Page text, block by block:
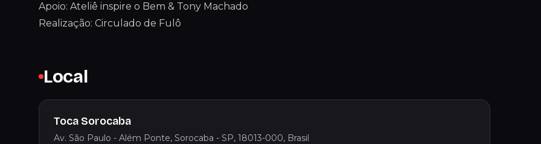
Apoio: Ateliê inspire o Bem & Tony Machado
Realização: Circulado de Fulô
Local
Toca Sorocaba
Av. São Paulo - Além Ponte, Sorocaba - SP, 18013-000, Brasil